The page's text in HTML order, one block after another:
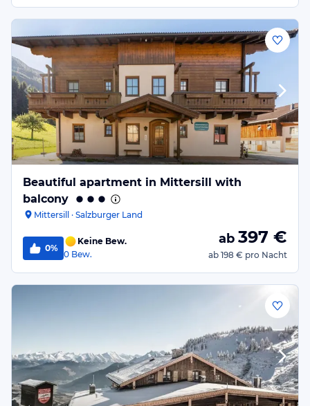
Beautiful apartment in Mittersill with
balcony
Mittersill · Salzburger Land
0%
Keine Bew.
0 Bew.
ab 397 €
ab 198 € pro Nacht